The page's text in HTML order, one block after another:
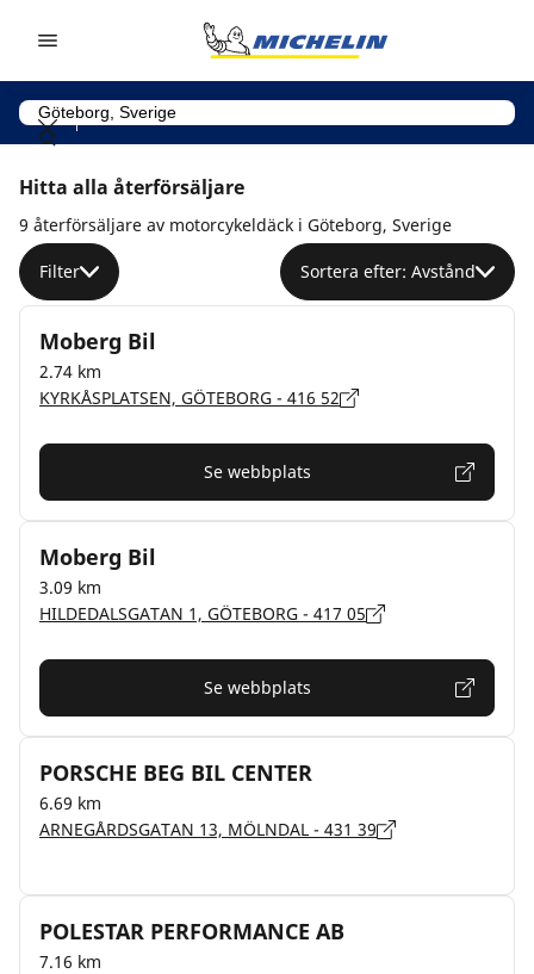
Hitta alla återförsäljare
9 återförsäljare av motorcykeldäck i Göteborg, Sverige
Filter Sortera efter: Avstånd
Moberg Bil
2.74 km
KYRKÅSPLATSEN, GÖTEBORG - 416 52
Se webbplats
Moberg Bil
3.09 km
HILDEDALSGATAN 1, GÖTEBORG - 417 05
Se webbplats
PORSCHE BEG BIL CENTER
6.69 km
ARNEGÅRDSGATAN 13, MÖLNDAL - 431 39
POLESTAR PERFORMANCE AB
7.16 km